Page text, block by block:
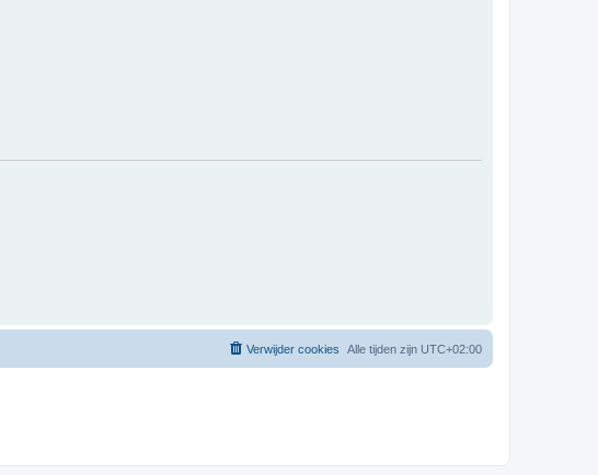
Alle tijden zijn UTC+02:00
Verwijder cookies